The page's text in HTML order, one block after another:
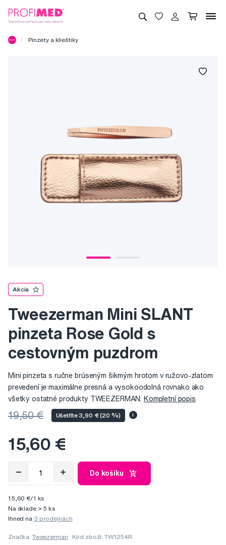
Pinzety a klieštiky
Akcia
Tweezerman Mini SLANT
pinzeta Rose Gold s
cestovným puzdrom
Mini pinzeta s ručne brúseným šikmým hrotom v ružovo-zlatom
prevedení je maximálne presná a vysokoodolná rovnako ako
všetky ostatné produkty TWEEZERMAN. Kompletní popis
19,50 € Ušetříte 3,90 € (20 %) i
15,60 €
Do košíku
15,60 €/1 ks
Na sklade > 5 ks
Ihned na 3 prodejnách
Značka: Tweezerman Kód zboží: TW1254R